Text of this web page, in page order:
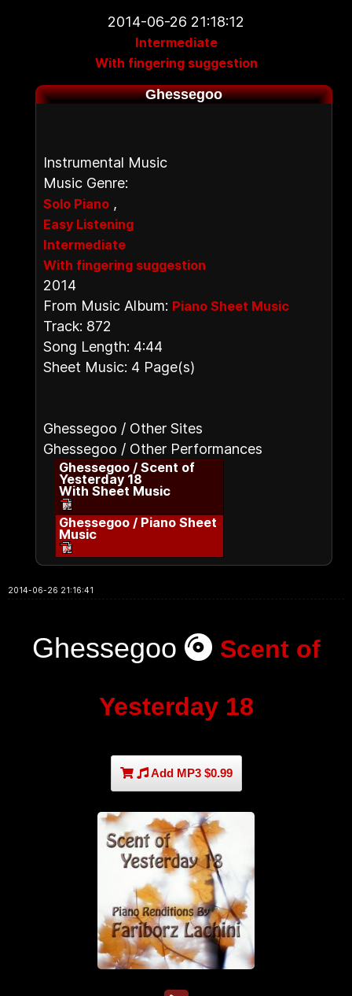
2014-06-26 21:18:12
Intermediate
With fingering suggestion
Ghessegoo
Instrumental Music
Music Genre:
Solo Piano ,
Easy Listening
Intermediate
With fingering suggestion
2014
From Music Album: Piano Sheet Music
Track: 872
Song Length: 4:44
Sheet Music: 4 Page(s)
Ghessegoo / Other Sites
Ghessegoo / Other Performances
Ghessegoo / Scent of
Yesterday 18
With Sheet Music
Ghessegoo / Piano Sheet
Music
2014-06-26 21:16:41
Ghessegoo Scent of
Yesterday 18
Add MP3 $0.99